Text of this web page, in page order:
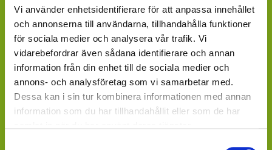
Vi använder enhetsidentifierare för att anpassa innehållet
och annonserna till användarna, tillhandahålla funktioner
för sociala medier och analysera vår trafik. Vi
vidarebefordrar även sådana identifierare och annan
information från din enhet till de sociala medier och
annons- och analysföretag som vi samarbetar med.
Dessa kan i sin tur kombinera informationen med annan
information som du har tillhandahållit eller som de har
Patrik Vilsmyr
Produkt och kvalitet växter - Marknad